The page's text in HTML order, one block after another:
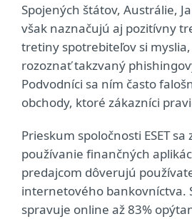
Spojených štátov, Austrálie,
však naznačujú aj pozitívny
tretiny spotrebiteľov si myslia,
rozoznať takzvaný
Podvodníci sa ním často
obchody, ktoré zákazníci
Prieskum spoločnosti ESET
používanie finančných
predajcom dôverujú
internetového bankovníctva.
spravuje online až 83%